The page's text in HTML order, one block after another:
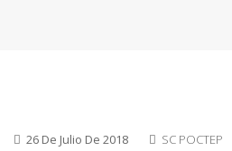
26 De Julio De 2018 SC POCTEP